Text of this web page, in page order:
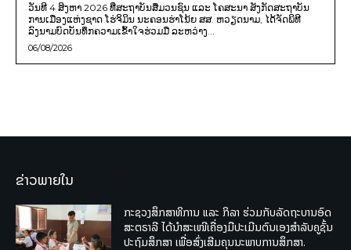
ວັນທີ 4 ສິງຫາ 2026 ທີ່ສະຖາບັນສື່ມວນຊົນ ແລະ ໂຄສະນາ ສັງກັດສະຖາບັນ
ການເມືອງແຫ່ງຊາດ ໂຮ່ຈິມິນ ນະຄອນຮ່າໂນ້ຍ ສສ. ຫວຽດນາມ, ໄດ້ຈັດພິທີ
ລົງນາມບົດບັນທຶກຄວາມເຂົ້າໃຈຮ່ວມມື ລະຫວ່າງ...
06/08/2026
ຂ່າວພາຍໃນ
ກະຊວງສຶກສາທິການ ແລະ ກິລາ ຮ່ວມກັບລັດຖະບານອົດ
ສະຕຣາລີ ໄດ້ນຳສະເໜີເຄື່ອງມືປະເມີນຕົນເອງສຳລັບຄູຊັ້ນ
ປະຖົມສຶກສາ ເພື່ອສົ່ງເສີມຄຸນນະພາບການສຶກສາ.